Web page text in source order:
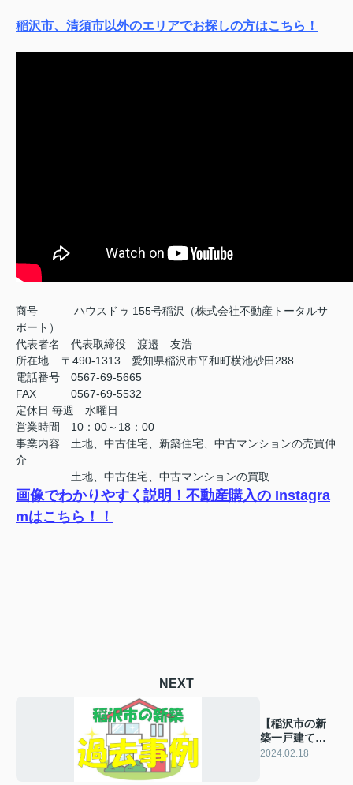
稲沢市、清須市以外のエリアでお探しの方はこちら！
商号
ハウスドゥ 155号稲沢（株式会社不動産トータルサ
ポート）
代表者名 代表取締役 渡邉 友浩
所在地 〒490-1313 愛知県稲沢市平和町横池砂田288
電話番号 0567-69-5665
FAX
0567-69-5532
定休日 毎週 水曜日
営業時間 10：00～18：00
事業内容 土地、中古住宅、新築住宅、中古マンションの売買仲
介
土地、中古住宅、中古マンションの買取
画像でわかりやすく説明！不動産購入の Instagra
mはこちら！！
NEXT
【稲沢市の新
築一戸建て】
過去の販売事
2024.02.18